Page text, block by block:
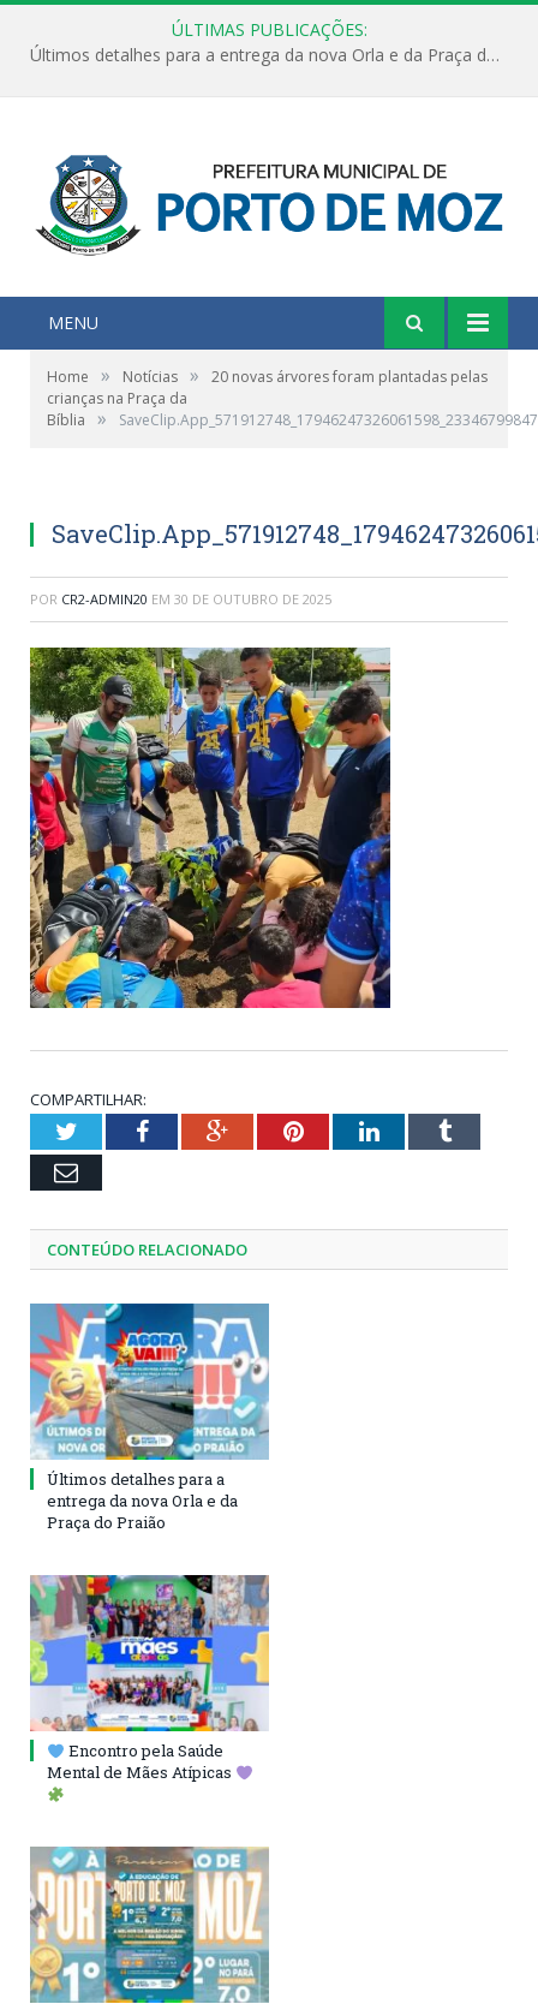
ÚLTIMAS PUBLICAÇÕES:
Últimos detalhes para a entrega da nova Orla e da Praça do Praião
MENU
Home » Notícias »
20 novas árvores foram plantadas pelas
crianças na Praça da
Bíblia
»
POR CR2-ADMIN20 EM 30 DE OUTUBRO DE 2025
COMPARTILHAR:
TwitterFacebookGoogle+PinterestLinkedInTumblr
Email
CONTEÚDO RELACIONADO
Últimos detalhes para a
entrega da nova Orla e da
Praça do Praião
Encontro pela Saúde
Mental de Mães Atípicas